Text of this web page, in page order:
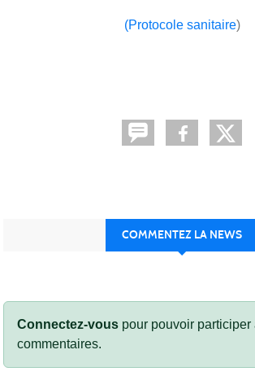
(Protocole sanitaire)
COMMENTEZ LA NEWS
Connectez-vous pour pouvoir participer
commentaires.